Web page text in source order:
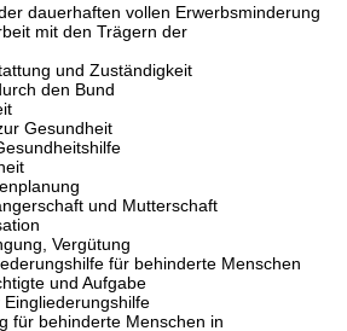
dauerhaften vollen Erwerbsminderung
mit den Trägern der
und Zuständigkeit
den Bund
Gesundheit
und Mutterschaft
Vergütung
für behinderte Menschen
und Aufgabe
für behinderte Menschen in